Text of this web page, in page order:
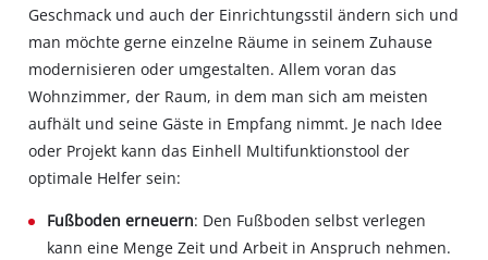
Geschmack und auch der Einrichtungsstil ändern sich und
man möchte gerne einzelne Räume in seinem Zuhause
modernisieren oder umgestalten. Allem voran das
Wohnzimmer, der Raum, in dem man sich am meisten
aufhält und seine Gäste in Empfang nimmt. Je nach Idee
oder Projekt kann das Einhell Multifunktionstool der
optimale Helfer sein:
Fußboden erneuern: Den Fußboden selbst verlegen
kann eine Menge Zeit und Arbeit in Anspruch nehmen.